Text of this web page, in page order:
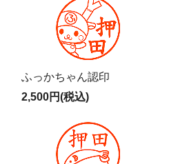
ふっかちゃん認印
2,500円(税込)